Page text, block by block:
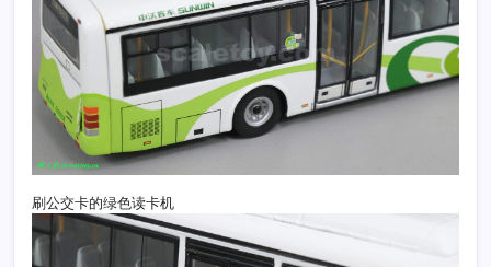
刷公交卡的绿色读卡机